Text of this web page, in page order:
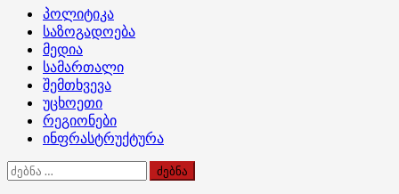
Primary
Menu
პოლიტიკა
საზოგადოება
მედია
სამართალი
შემთხვევა
უცხოეთი
რეგიონები
ინფრასტრუქტურა
ძებნა: